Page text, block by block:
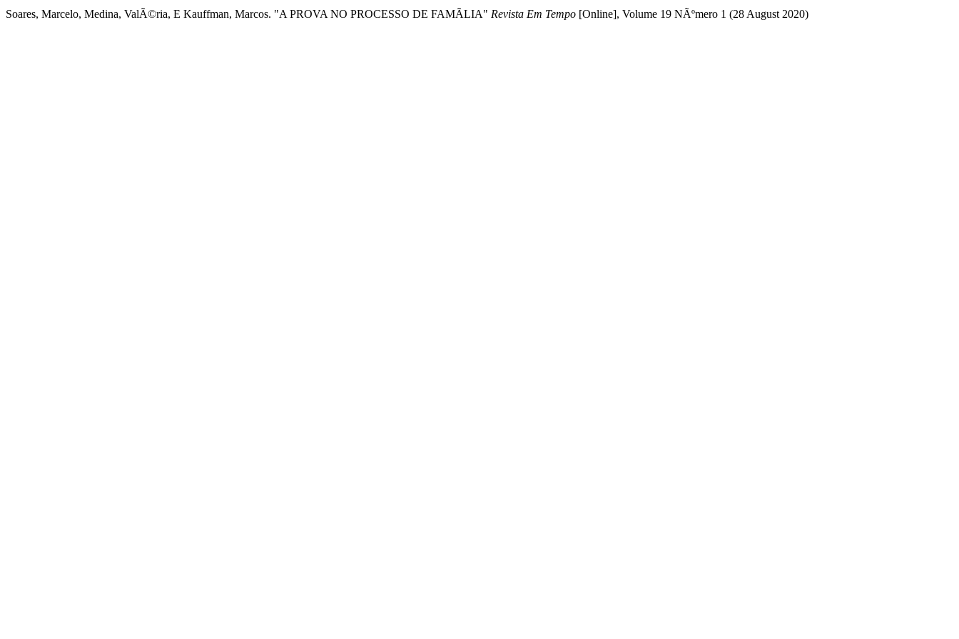
Soares, Marcelo, Medina, ValÃ©ria, E Kauffman, Marcos. "A PROVA NO PROCESSO DE FAMÃLIA" Revista Em Tempo [Online], Volume 19 NÃºmero 1 (28 August 2020)